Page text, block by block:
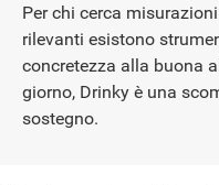
Per chi cerca
rilevanti esistono
concretezza alla buona
giorno, Drinky è una
sostegno.